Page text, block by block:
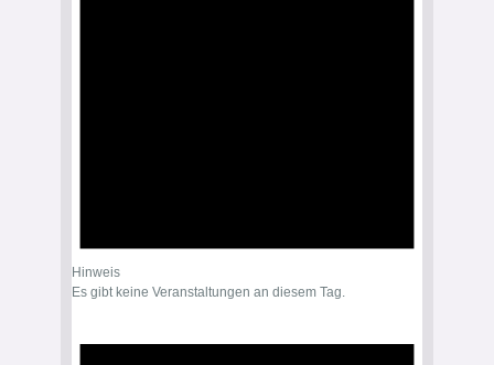
Hinweis
Es gibt keine Veranstaltungen an diesem Tag.